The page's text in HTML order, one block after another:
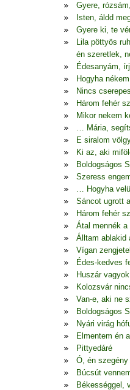
Gyere,
Isten, áldd
Gyere ki, te
Lila pöttyös
én szeretlek,
Édesanyám,
Hogyha
Nincs
Három fehér
Mikor nekem
… Mária,
E siralom
Ki az, aki
Boldogságos
Szeress
… Hogyha
Sáncot ugrott
Három fehér
Átal mennék a
Álltam ablakid
Vígan
Édes-kedves
Huszár
Kolozsvár
Van-e, aki ne
Boldogságos
Nyári virág
Elmentem én
Pittyedáré
Ó, én
Búcsút
Békességgel,